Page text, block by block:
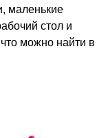
маленькие
стол и
можно найти в